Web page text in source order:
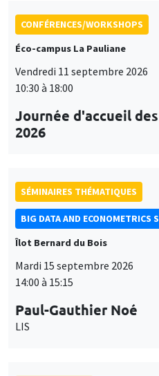
CONFÉRENCES/WORKSHOPS
Éco-campus La Pauliane
Vendredi 11 septembre 2026
10:30 à 18:00
Journée d'accueil
2026
SÉMINAIRES THÉMATIQUES
BIG DATA AND ECONOMETRICS
Îlot Bernard du Bois
Mardi 15 septembre 2026
14:00 à 15:15
Paul-Gauthier Noé
LIS